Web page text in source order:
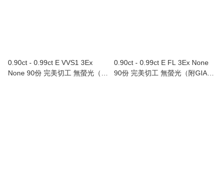
0.90ct - 0.99ct E VVS1 3Ex
None 90份 完美切工 無螢光（附
0.90ct - 0.99ct E FL 3Ex None
90份 完美切工 無螢光（附GIA證